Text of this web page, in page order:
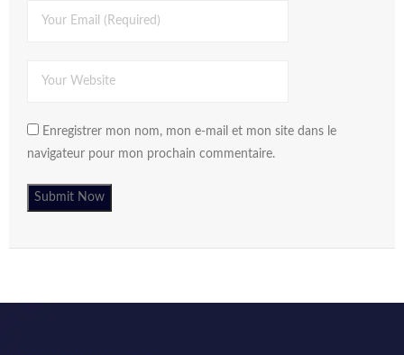
Enregistrer mon nom, mon e-mail et mon site dans le
navigateur pour mon prochain commentaire.